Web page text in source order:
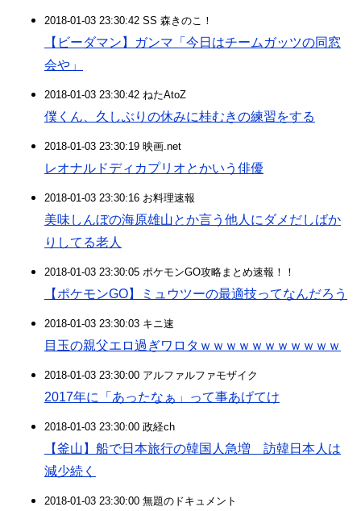
2018-01-03 23:30:42 SS 森きのこ！
【ビーダマン】ガンマ「今日はチームガッツの同窓
会や」
2018-01-03 23:30:42 ねたAtoZ
僕くん、久しぶりの休みに桂むきの練習をする
2018-01-03 23:30:19 映画.net
レオナルドディカプリオとかいう俳優
2018-01-03 23:30:16 お料理速報
美味しんぼの海原雄山とか言う他人にダメだしばか
りしてる老人
2018-01-03 23:30:05 ポケモンGO攻略まとめ速報！！
【ポケモンGO】ミュウツーの最適技ってなんだろう
2018-01-03 23:30:03 キニ速
目玉の親父エロ過ぎワロタｗｗｗｗｗｗｗｗｗｗｗ
2018-01-03 23:30:00 アルファルファモザイク
2017年に「あったなぁ」って事あげてけ
2018-01-03 23:30:00 政経ch
【釜山】船で日本旅行の韓国人急増 訪韓日本人は
減少続く
2018-01-03 23:30:00 無題のドキュメント